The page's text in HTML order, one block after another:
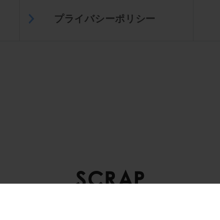
プライバシーポリシー